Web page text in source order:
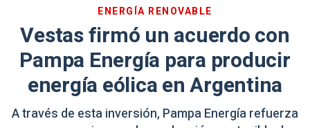
ENERGÍA RENOVABLE
Vestas firmó un acuerdo con
Pampa Energía para producir
energía eólica en Argentina
A través de esta inversión, Pampa Energía refuerza